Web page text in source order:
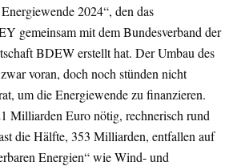
2024“, den das
gemeinsam mit dem Bundesverband der
BDEW erstellt hat. Der Umbau des
voran, doch noch stünden nicht
um die Energiewende zu finanzieren.
Milliarden Euro nötig, rechnerisch rund
die Hälfte, 353 Milliarden, entfallen auf
Energien“ wie Wind- und